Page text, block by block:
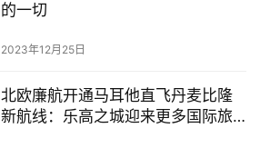
的一切
2023年12月25日
北欧廉航开通马耳他直飞丹麦比隆
新航线：乐高之城迎来更多国际旅